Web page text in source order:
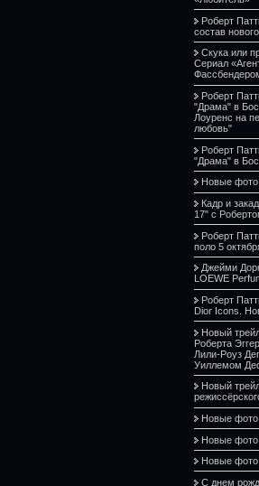
Роберт
состав
Скука или
Сериал
Роберт
"Драма" в
Лоуренс на
любовь"
Роберт
"Драма" в
Новые фото
Кадр и
17" с
Роберт
поло 5
Джейми
LOEWE
Роберт
Dior Icons.
Новый
Роберта
Лили-Роуз
Уиллемом
Новый
Новые фото
Новые фото
Новые фото
С днем